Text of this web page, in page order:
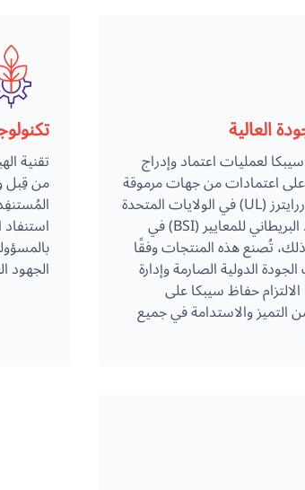
العالية
لعمليات اعتماد وإدراج
اعتمادات من جهات مرموقة
مثل مختبرات أندررايترز (UL) في الولايات المتحدة
الأمريكية والمعهد البريطاني للمعايير (BSI) في
ذلك، تُصنع هذه المنتجات وفقًا
الدولية الصارمة وإدارة
حفاظ سيبكا على
التميز والاستدامة في جميع
تقنية
من قِبل
استنفاد
الجهود